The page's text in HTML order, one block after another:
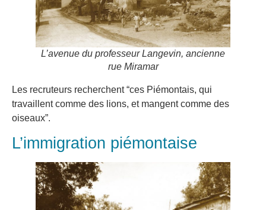
L’avenue du professeur Langevin, ancienne
rue Miramar
Les recruteurs recherchent “ces Piémontais, qui
travaillent comme des lions, et mangent comme des
oiseaux”.
L’immigration piémontaise